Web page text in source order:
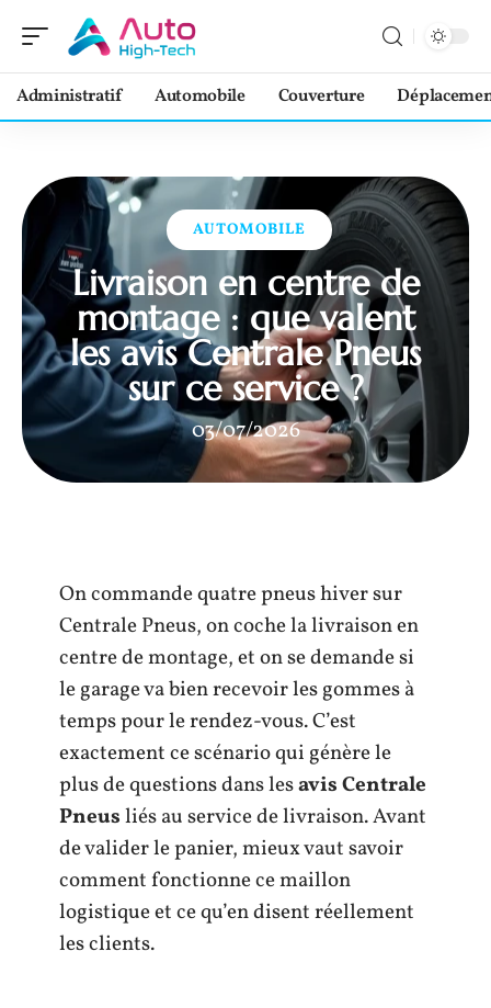
Administratif Automobile Couverture
AUTOMOBILE
Livraison en centre de
montage : que valent
les avis Centrale Pneus
sur ce service ?
03/07/2026
On commande quatre pneus hiver sur
Centrale Pneus, on coche la livraison en
centre de montage, et on se demande si
le garage va bien recevoir les gommes à
temps pour le rendez-vous. C’est
exactement ce scénario qui génère le
plus de questions dans lesavis Centrale
Pneusliés au service de livraison. Avant
de valider le panier, mieux vaut savoir
comment fonctionne ce maillon
logistique et ce qu’en disent réellement
les clients.